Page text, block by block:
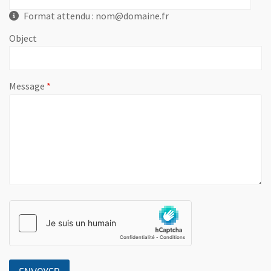
Format attendu : nom@domaine.fr
Object
Message , champ obligatoire